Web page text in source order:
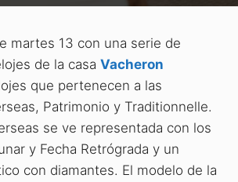
martes 13 con una serie de
de la casa Vacheron
que pertenecen a las
Patrimonio y Traditionnelle.
se ve representada con los
y Fecha Retrógrada y un
con diamantes. El modelo de la